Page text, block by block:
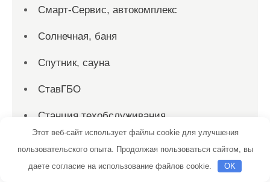
Смарт-Сервис, автокомплекс
Солнечная, баня
Спутник, сауна
СтавГБО
Станция техобслуживания
СТО
Этот веб-сайт использует файлы cookie для улучшения
пользовательского опыта. Продолжая пользоваться сайтом, вы
даете согласие на использование файлов cookie.
OK